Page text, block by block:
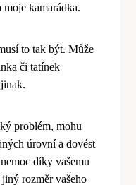
kamarádka.
to tak být. Může
či tatínek
problém, mohu
chúrovnía dovést
díky vašemu
jiný rozměr vašeho